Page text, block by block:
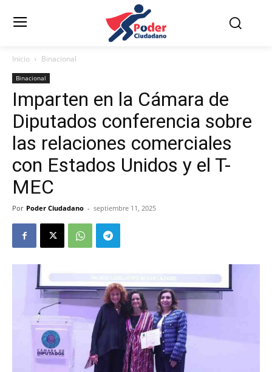
Inicio Binacional
Binacional
Imparten en la Cámara de
Diputados conferencia sobre
las relaciones comerciales
con Estados Unidos y el T-
MEC
Por Poder Ciudadano - septiembre 11, 2025